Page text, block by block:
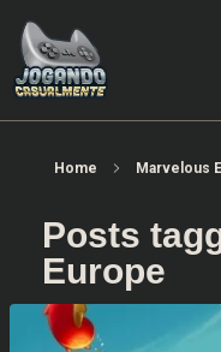
Home Marvelous
Posts
Europe